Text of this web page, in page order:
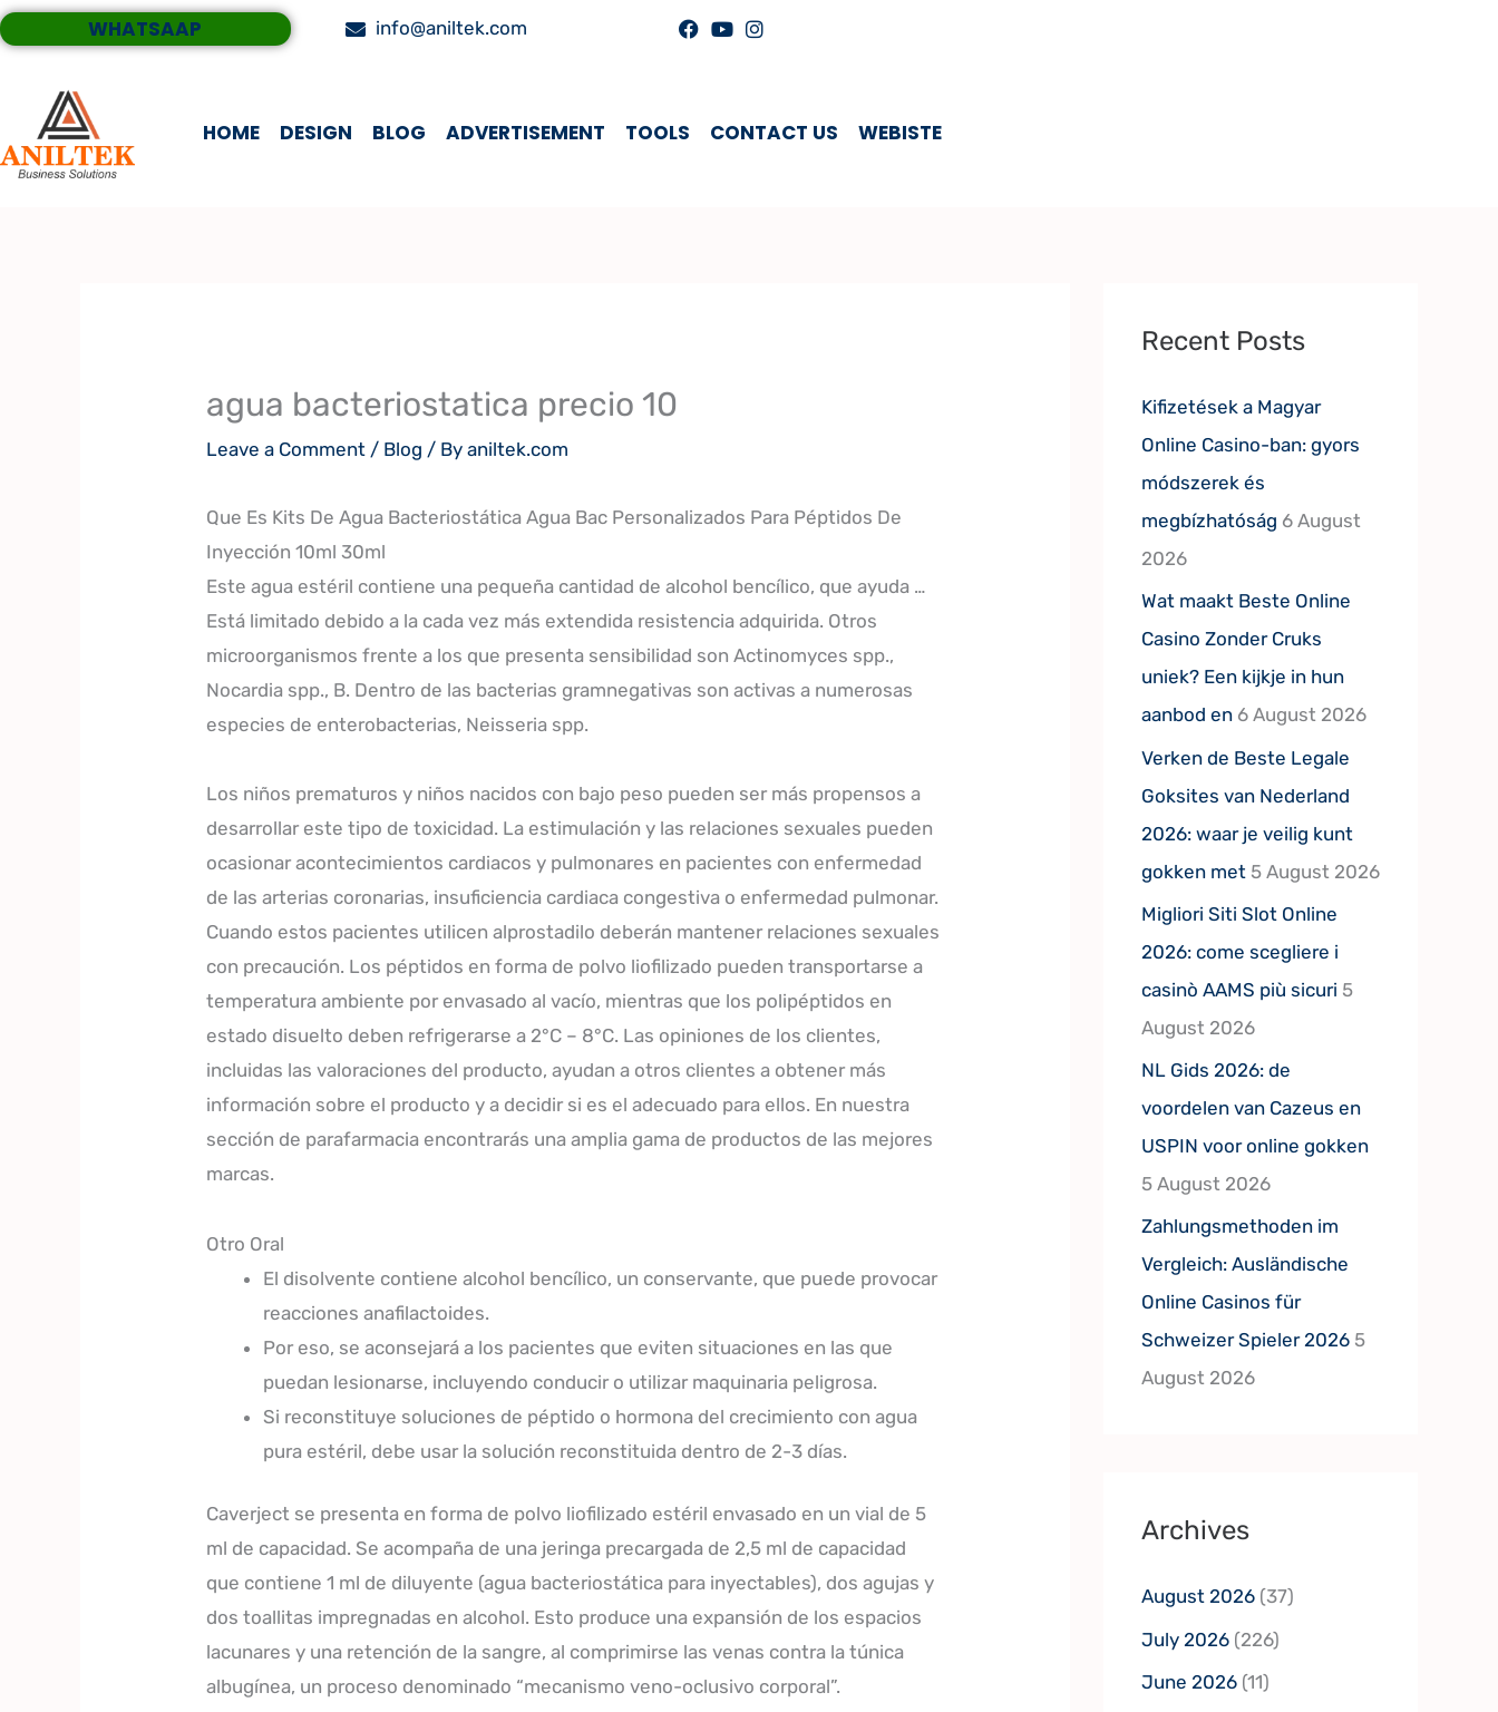
Skip
to
content
WHATSAAP info@aniltek.com
HOME DESIGN BLOG ADVERTISEMENT TOOLS CONTACT US WEBISTE
agua bacteriostatica precio 10
Leave a Comment / Blog / Byaniltek.com
Que Es Kits De Agua Bacteriostática Agua Bac Personalizados Para Péptidos De
Inyección 10ml 30ml
Este agua estéril contiene una pequeña cantidad de alcohol bencílico, que ayuda …
Está limitado debido a la cada vez más extendida resistencia adquirida. Otros
microorganismos frente a los que presenta sensibilidad son Actinomyces spp.,
Nocardia spp., B. Dentro de las bacterias gramnegativas son activas a numerosas
especies de enterobacterias, Neisseria spp.
Los niños prematuros y niños nacidos con bajo peso pueden ser más propensos a
desarrollar este tipo de toxicidad. La estimulación y las relaciones sexuales pueden
ocasionar acontecimientos cardiacos y pulmonares en pacientes con enfermedad
de las arterias coronarias, insuficiencia cardiaca congestiva o enfermedad pulmonar.
Cuando estos pacientes utilicen alprostadilo deberán mantener relaciones sexuales
con precaución. Los péptidos en forma de polvo liofilizado pueden transportarse a
temperatura ambiente por envasado al vacío, mientras que los polipéptidos en
estado disuelto deben refrigerarse a 2°C – 8°C. Las opiniones de los clientes,
incluidas las valoraciones del producto, ayudan a otros clientes a obtener más
información sobre el producto y a decidir si es el adecuado para ellos. En nuestra
sección de parafarmacia encontrarás una amplia gama de productos de las mejores
marcas.
Otro Oral
El disolvente contiene alcohol bencílico, un conservante, que puede provocar
reacciones anafilactoides.
Por eso, se aconsejará a los pacientes que eviten situaciones en las que
puedan lesionarse, incluyendo conducir o utilizar maquinaria peligrosa.
Si reconstituye soluciones de péptido o hormona del crecimiento con agua
pura estéril, debe usar la solución reconstituida dentro de 2-3 días.
Caverject se presenta en forma de polvo liofilizado estéril envasado en un vial de 5
ml de capacidad. Se acompaña de una jeringa precargada de 2,5 ml de capacidad
que contiene 1 ml de diluyente (agua bacteriostática para inyectables), dos agujas y
dos toallitas impregnadas en alcohol. Esto produce una expansión de los espacios
lacunares y una retención de la sangre, al comprimirse las venas contra la túnica
albugínea, un proceso denominado “mecanismo veno-oclusivo corporal”.
Recent Posts
Kifizetések a Magyar
Online Casino-ban: gyors
módszerek és
megbízhatóság 6 August
2026
Wat maakt Beste Online
Casino Zonder Cruks
uniek? Een kijkje in hun
aanbod en 6 August 2026
Verken de Beste Legale
Goksites van Nederland
2026: waar je veilig kunt
gokken met 5 August 2026
Migliori Siti Slot Online
2026: come scegliere i
casinò AAMS più sicuri 5
August 2026
NL Gids 2026: de
voordelen van Cazeus en
USPIN voor online gokken
5 August 2026
Zahlungsmethoden im
Vergleich: Ausländische
Online Casinos für
Schweizer Spieler 2026 5
August 2026
Archives
August 2026 (37)
July 2026 (226)
June 2026 (11)